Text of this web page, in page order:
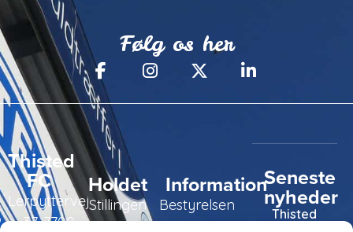
Følg os her
Thisted
FC
Lerpyttervej
37, 7700
Holdet
Stillingen
Information
Bestyrelsen
Seneste
nyheder
Thisted